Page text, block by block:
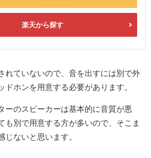
楽天から探す
れていないので、音を出すには別で外
ドホンを用意する必要があります。
ーのスピーカーは基本的に音質が悪
も別で用意する方が多いので、そこま
じないと思います。